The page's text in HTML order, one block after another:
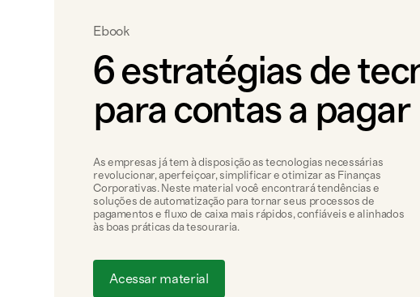
Ebook
6 estratégias de
para contas a pagar
As empresas já tem à disposição as tecnologias necessárias
revolucionar, aperfeiçoar, simplificar e otimizar as Finanças
Corporativas. Neste material você encontrará tendências e
soluções de automatização para tornar seus processos de
pagamentos e fluxo de caixa mais rápidos, confiáveis e alinhados
às boas práticas da tesouraria.
Acessar material